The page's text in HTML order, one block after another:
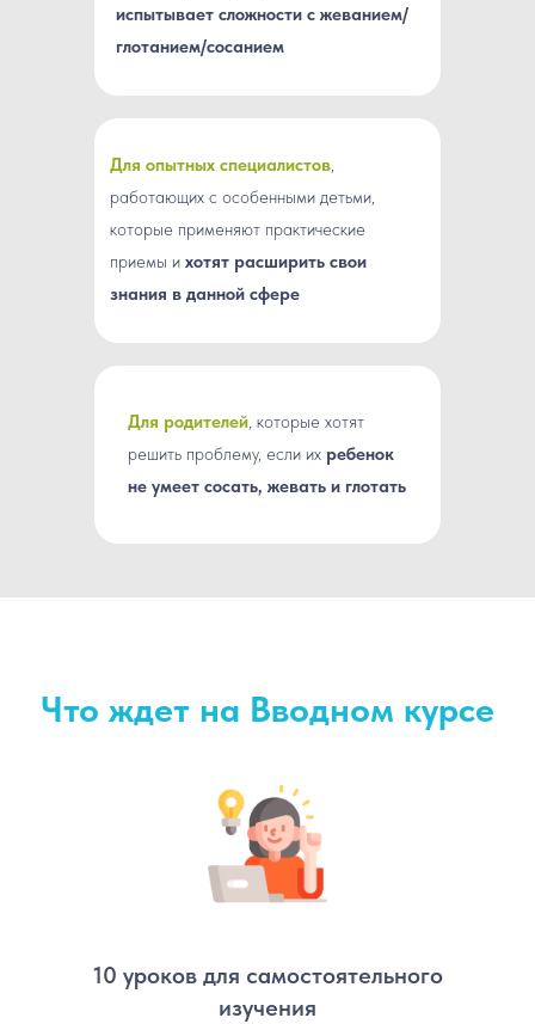
Для опытных специалистов,
работающих с особенными детьми,
которые применяют практические
приемы и хотят расширить свои
знания в данной сфере
Для родителей, которые хотят
решить проблему, если их ребенок
не умеет сосать, жевать и глотать
испытывает сложности с жеванием/
глотанием/сосанием
Что ждет на Вводном курсе
10 уроков для самостоятельного
изучения